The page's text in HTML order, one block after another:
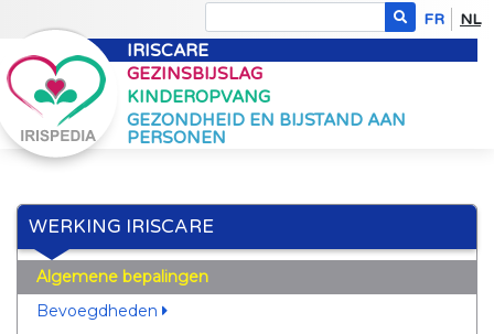
FR NL
IRISCARE
GEZINSBIJSLAG
KINDEROPVANG
GEZONDHEID EN BIJSTAND AAN
PERSONEN
WERKING IRISCARE
Algemene bepalingen
Bevoegdheden